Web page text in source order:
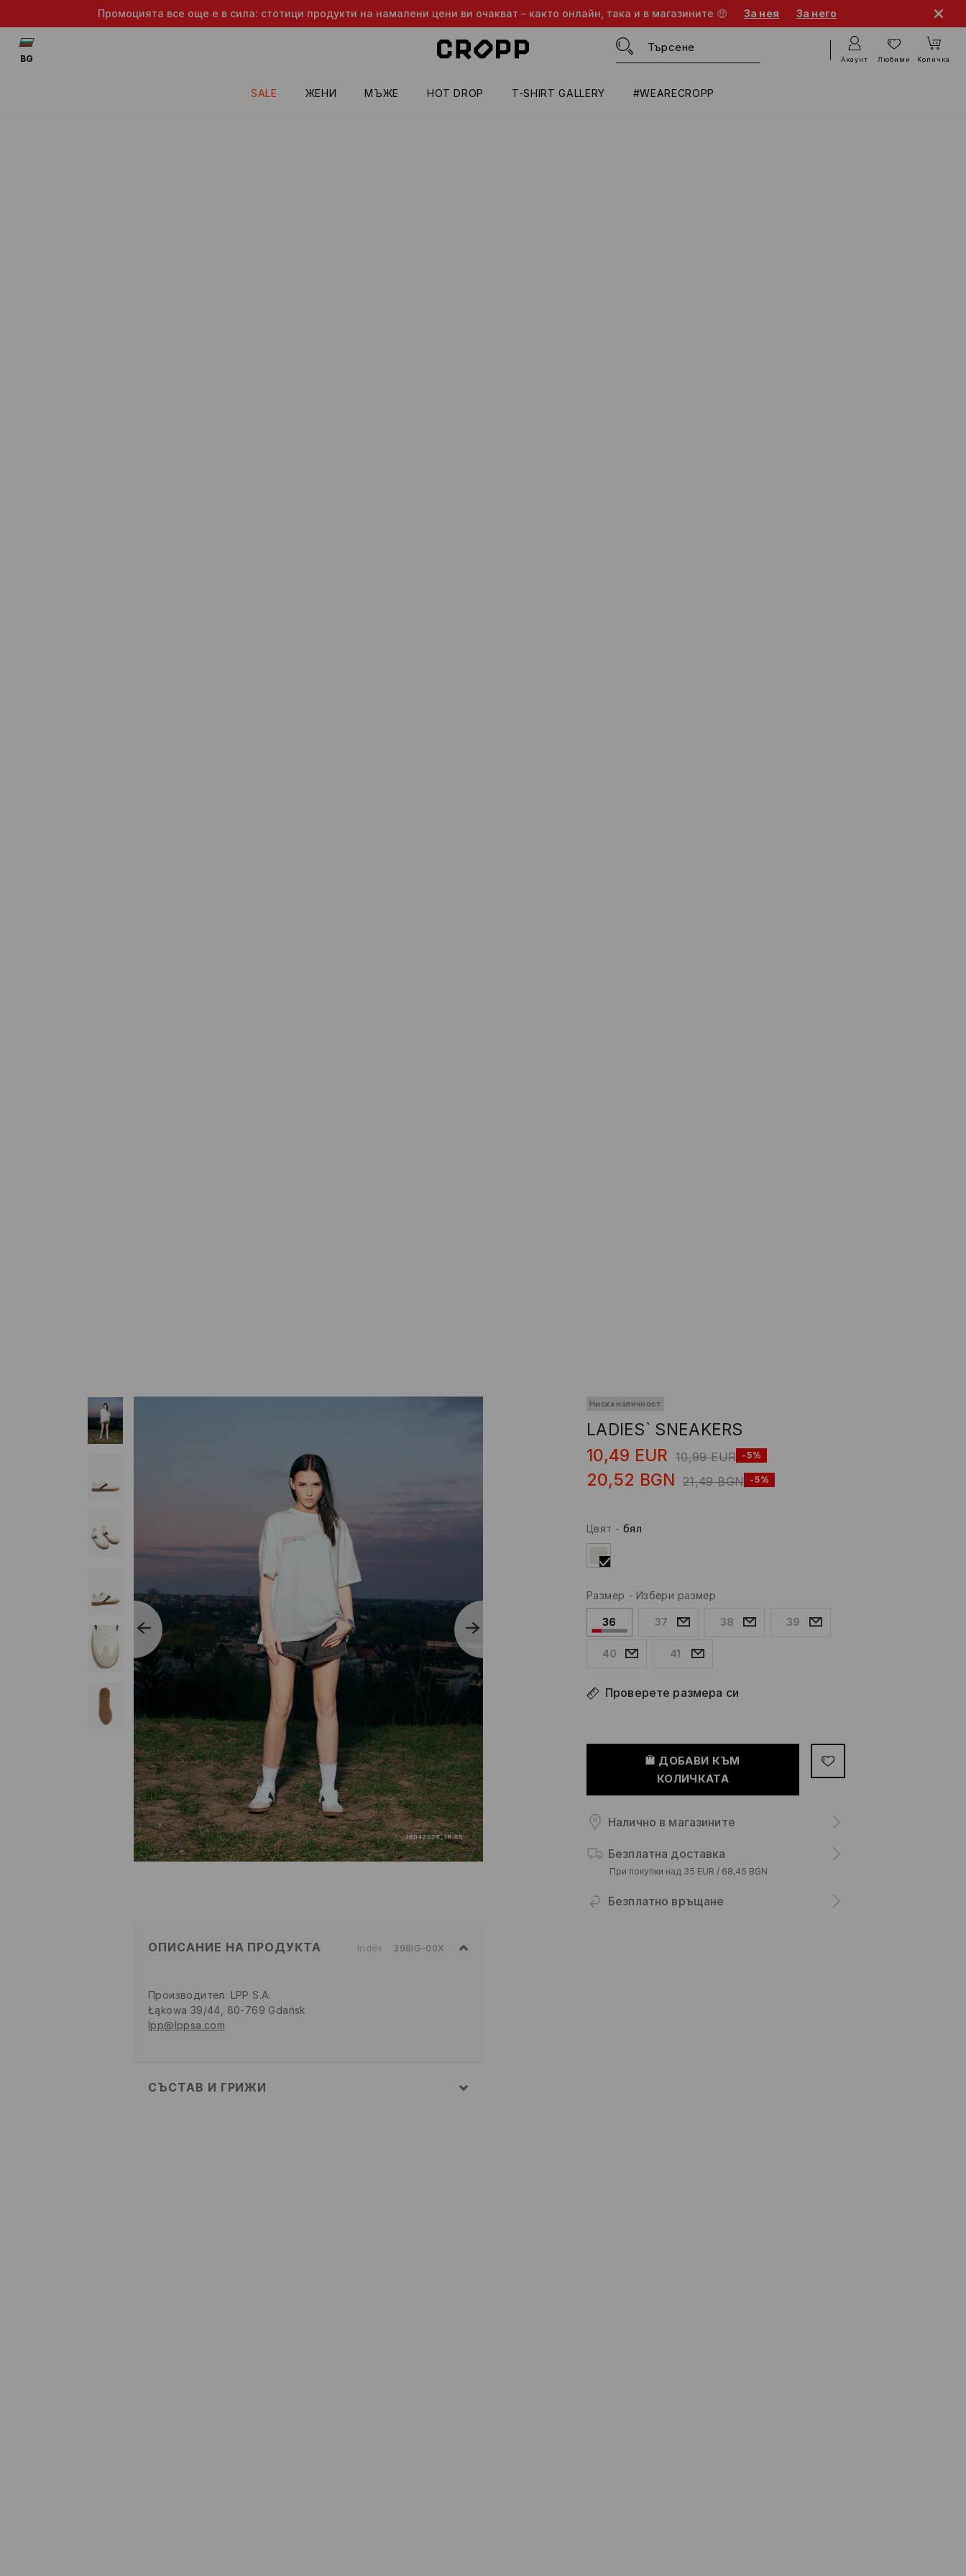
Промоцията все още е в сила: стотици продукти на намалени цени ви очакват – както онлайн, така и в магазините 🤑 За нея За него
SALE ЖЕНИ МЪЖЕ HOT DROP T-SHIRT GALLERY #WEARECROPP
BG Акаунт Любими Количка
Ниска наличност
LADIES` SNEAKERS
10,49 EUR 10,99 EUR -5%
20,52 BGN 21,49 BGN -5%
Цвят - бял
Размер - Избери размер
36 37 38 39
40 41
Проверете размера си
ДОБАВИ КЪМ
КОЛИЧКАТА
Налично в магазините
Безплатна доставка
При покупки над 35 EUR / 68,45 BGN
Безплатно връщане
ОПИСАНИЕ НА ПРОДУКТА Index 398IG-00X
Производител: LPP S.A.
Łąkowa 39/44, 80-769 Gdańsk
lpp@lppsa.com
СЪСТАВ И ГРИЖИ